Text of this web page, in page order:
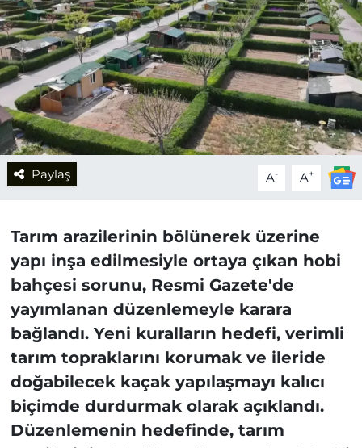
Paylaş A- A+
Tarım arazilerinin bölünerek üzerine
yapı inşa edilmesiyle ortaya çıkan hobi
bahçesi sorunu, Resmi Gazete'de
yayımlanan düzenlemeyle karara
bağlandı. Yeni kuralların hedefi, verimli
tarım topraklarını korumak ve ileride
doğabilecek kaçak yapılaşmayı kalıcı
biçimde durdurmak olarak açıklandı.
Düzenlemenin hedefinde, tarım